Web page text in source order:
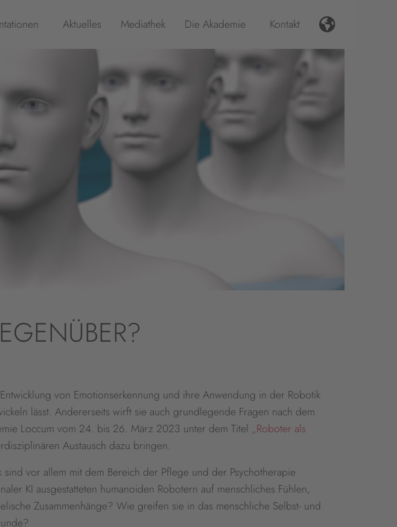
Aktuelles Mediathek Die Akademie Kontakt
von Emotionserkennung und ihre Anwendung in der Robotik
lässt. Andererseits wirft sie auch grundlegende Fragen nach dem
Loccum vom 24. bis 26. März 2023 unter dem Titel „Roboter als
Austausch dazu bringen.
vor allem mit dem Bereich der Pflege und der Psychotherapie
KI ausgestatteten humanoiden Robotern auf menschliches Fühlen,
Zusammenhänge? Wie greifen sie in das menschliche Selbst- und